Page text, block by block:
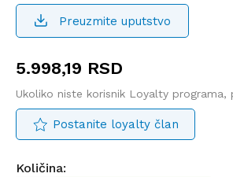
Preuzmite uputstvo
5.998,19 RSD
Ukoliko niste korisnik Loyalty programa,
Postanite loyalty član
Količina: